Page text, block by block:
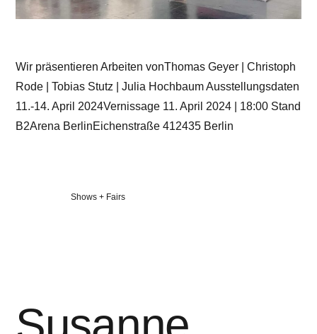
Wir präsentieren Arbeiten vonThomas Geyer | Christoph
Rode | Tobias Stutz | Julia Hochbaum Ausstellungsdaten
11.-14. April 2024Vernissage 11. April 2024 | 18:00 Stand
B2Arena BerlinEichenstraße 412435 Berlin
Veröffentlicht
Shows + Fairs